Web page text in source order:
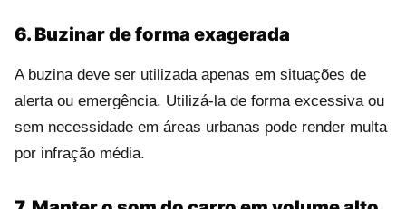
6. Buzinar de forma exagerada
A buzina deve ser utilizada apenas em situações de
alerta ou emergência. Utilizá-la de forma excessiva ou
sem necessidade em áreas urbanas pode render multa
por infração média.